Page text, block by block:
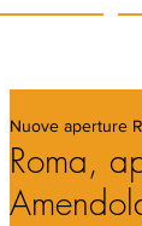
Roma,
Nuove aperture